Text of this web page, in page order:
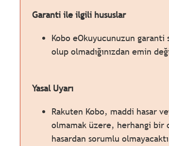
Garanti ile ilgili hususlar
Kobo eOkuyucunuzun garanti
olup olmadığınızdan emin
Yasal Uyarı
Rakuten Kobo, maddi hasar
olmamak üzere, herhangi bir
hasardan sorumlu